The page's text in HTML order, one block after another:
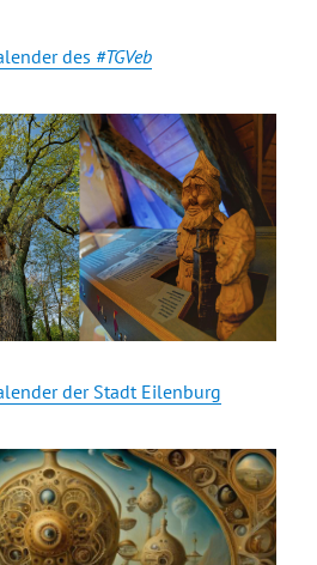
des #TGVeb
der Stadt Eilenburg